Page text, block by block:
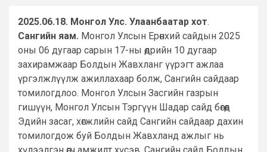
2025.06.18. Монгол Улс. Улаанбаатар хот.
Сангийн яам. Монгол Улсын Ерөнхий сайдын 2025
оны 06 дугаар сарын 17-ны өдрийн 10 дугаар
захирамжаар Болдын Жавхланг үүрэгт ажлаа
үргэлжлүүлж ажиллахаар болж, Сангийн сайдаар
томилогдлоо. Монгол Улсын Засгийн газрын
гишүүн, Монгол Улсын Тэргүүн Шадар сайд бөгөөд
Эдийн засаг, хөгжлийн сайд Сангийн сайдаар дахин
томилогдож буй Болдын Жавхланд ажлыг нь